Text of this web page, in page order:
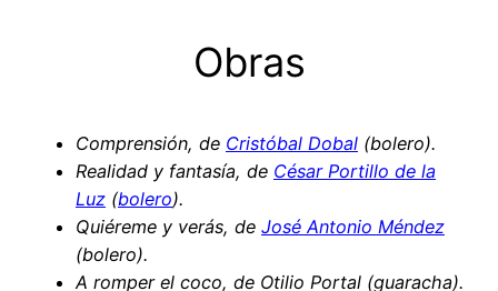
Obras
Comprensión, de Cristóbal Dobal (bolero).
Realidad y fantasía, de César Portillo de la
Luz (bolero).
Quiéreme y verás, de José Antonio Méndez
(bolero).
A romper el coco, de Otilio Portal (guaracha).